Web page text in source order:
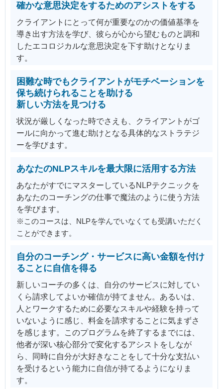
確かな意思決定をするためのアシストをする
クライアントにとって何が重要なのかの価値基準を
導き出す方法を学び、彼らが心から望むものと調和
したエコロジカルな意思決定を下す助けとなりま
す。
困難な時でもクライアントがモチベーションを
保ち続けられることを助ける
新しい方法を見つける
状況が厳しくなった時でさえも、クライアントがゴ
ールに向かって進む助けとなる具体的なストラテジ
ーを学びます。
あなたのNLPスキルを最大限に活用する方法
あなたがすでにマスターしているNLPテクニックを
あなたのコーチングの仕事で魔法のように使う方法
を学びます。
※このコースは、NLPを学んでいなくても受講いただく
ことができます。
自分のコーチング・サービスに高い金額を付け
ることに自信を得る
新しいコーチの多くは、自分のサービスに対してい
くら請求してよいか確信が持てません。あるいは、
人とワークするために必要なスキルや経験を持って
いないように感じ、料金を請求することに気まずさ
を感じます。このプログラムを終了するまでには、
他者が深い核心部分で変化するアシストをしなが
ら、同時に自分が大好きなことをして十分な支払い
を受けるという能力に自信が持てるようになりま
す。